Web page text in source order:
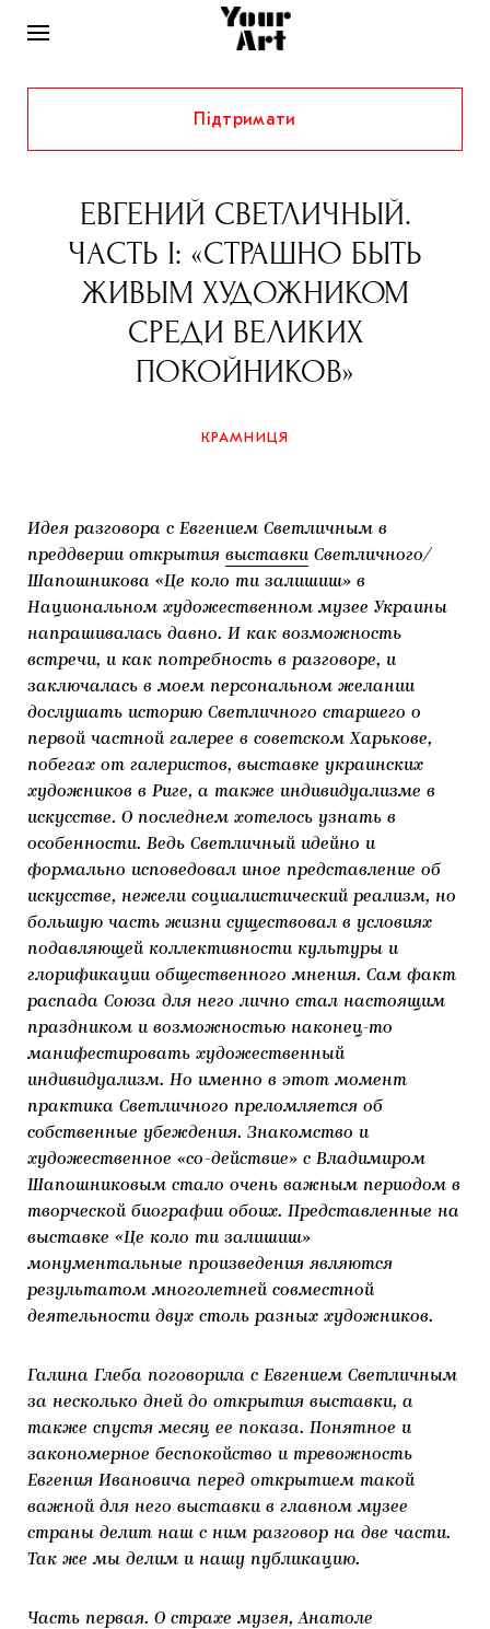
НОВИНИ
ІНТЕРВ’Ю
ХУДОЖНИКИ
КУРАТОРИ
АРХІТЕКТУРА
МУЗИКА
РІДНИЙ КРАЙ
ФЕСТИВАЛІ
САМООРГАНІЗАЦІЇ
ОСВІТА
ГАЛЕРЕЇ
АРТЦЕНТРИ
СТАТТІ
ВИСТАВКИ
КОМЕНТАРІ
КНИЖКИ І ЖУРНАЛИ
КОЛОНКИ
ЯК ПІДТРИМУВАТИ УКРАЇНСЬКЕ МИСТЕЦТВО
МАРІУПОЛЬСЬКІ МАРГІНАЛІЇ
CARPATHIAN CULT ПРО РІЗДВЯНІ СВЯТА
КРАМНИЦЯ
Підтримати
ЕВГЕНИЙ СВЕТЛИЧНЫЙ.
ЧАСТЬ I: «СТРАШНО БЫТЬ
ЖИВЫМ ХУДОЖНИКОМ
СРЕДИ ВЕЛИКИХ
ПОКОЙНИКОВ»
КРАМНИЦЯ
Идея разговора с Евгением Светличным в
преддверии открытия выставки Светличного/
Шапошникова «Це коло ти залишиш» в
Национальном художественном музее Украины
напрашивалась давно. И как возможность
встречи, и как потребность в разговоре, и
заключалась в моем персональном желании
дослушать историю Светличного старшего о
первой частной галерее в советском Харькове,
побегах от галеристов, выставке украинских
художников в Риге, а также индивидуализме в
искусстве. О последнем хотелось узнать в
особенности. Ведь Светличный идейно и
формально исповедовал иное представление об
искусстве, нежели социалистический реализм, но
большую часть жизни существовал в условиях
подавляющей коллективности культуры и
глорификации общественного мнения. Сам факт
распада Союза для него лично стал настоящим
праздником и возможностью наконец-то
манифестировать художественный
индивидуализм. Но именно в этот момент
практика Светличного преломляется об
собственные убеждения. Знакомство и
художественное «со-действие» с Владимиром
Шапошниковым стало очень важным периодом в
творческой биографии обоих. Представленные на
выставке «Це коло ти залишиш»
монументальные произведения являются
результатом многолетней совместной
деятельности двух столь разных художников.
Галина Глеба поговорила с Евгением Светличным
за несколько дней до открытия выставки, а
также спустя месяц ее показа. Понятное и
закономерное беспокойство и тревожность
Евгения Ивановича перед открытием такой
важной для него выставки в главном музее
страны делит наш с ним разговор на две части.
Так же мы делим и нашу публикацию.
Часть первая. О страхе музея, Анатоле